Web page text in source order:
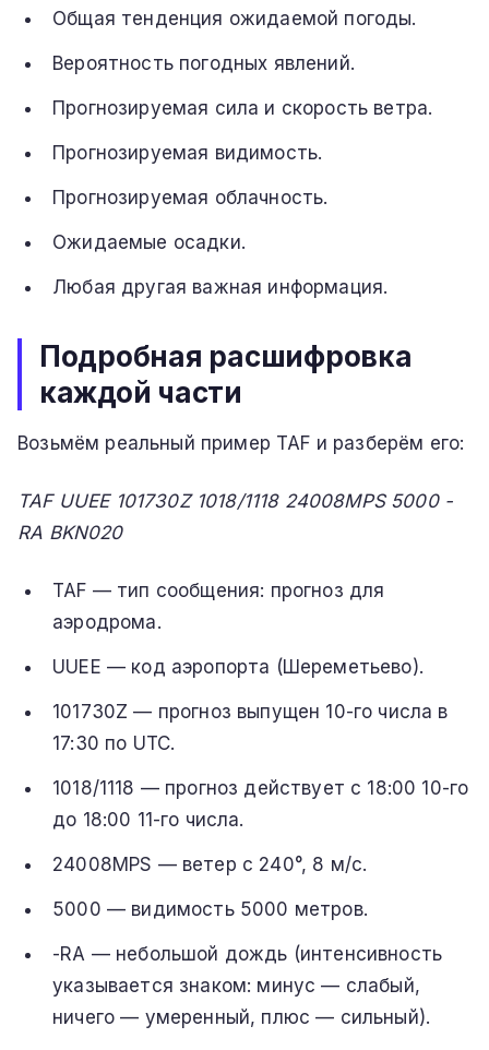
Общая тенденция ожидаемой погоды.
Вероятность погодных явлений.
Прогнозируемая сила и скорость ветра.
Прогнозируемая видимость.
Прогнозируемая облачность.
Ожидаемые осадки.
Любая другая важная информация.
Подробная расшифровка
каждой части
Возьмём реальный пример TAF и разберём его:
TAF UUEE 101730Z 1018/1118 24008MPS 5000 -
RA BKN020
TAF — тип сообщения: прогноз для
аэродрома.
UUEE — код аэропорта (Шереметьево).
101730Z — прогноз выпущен 10-го числа в
17:30 по UTC.
1018/1118 — прогноз действует с 18:00 10-го
до 18:00 11-го числа.
24008MPS — ветер с 240°, 8 м/с.
5000 — видимость 5000 метров.
-RA — небольшой дождь (интенсивность
указывается знаком: минус — слабый,
ничего — умеренный, плюс — сильный).